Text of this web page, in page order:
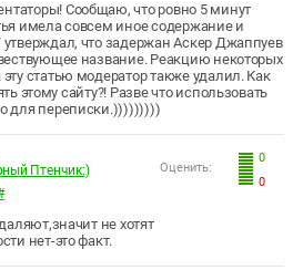
Сообщаю, что ровно 5 минут
имела совсем иное содержание и
что задержан Аскер Джаппуев
название. Реакцию некоторых
статью модератор также удалил. Как
этому сайту?! Разве что использовать
для переписки.)))))))))
0
0
Оценить:
Птенчик:)
не хотят
нет-это факт.